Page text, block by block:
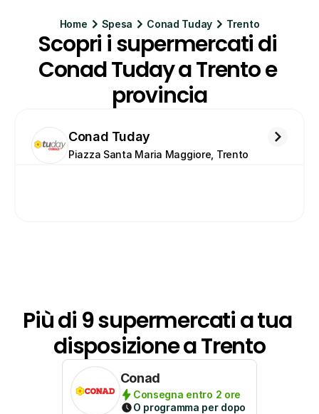
Home Spesa Conad Tuday Trento
Scopri i supermercati di
Conad Tuday a Trento e
provincia
Conad Tuday
Piazza Santa Maria Maggiore, Trento
Più di 9 supermercati a tua
disposizione a Trento
Conad
Consegna entro 2 ore
O programma per dopo